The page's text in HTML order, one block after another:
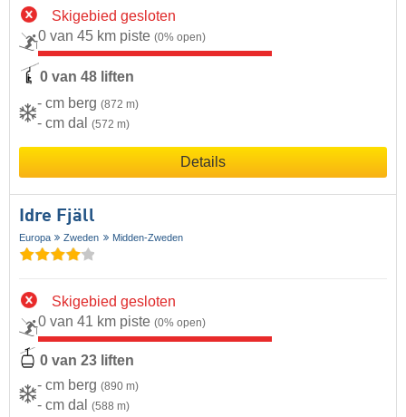
Skigebied gesloten
0 van 45 km piste (0% open)
0 van 48 liften
- cm berg (872 m)
- cm dal (572 m)
Details
Idre Fjäll
Europa Zweden Midden-Zweden
Skigebied gesloten
0 van 41 km piste (0% open)
0 van 23 liften
- cm berg (890 m)
- cm dal (588 m)